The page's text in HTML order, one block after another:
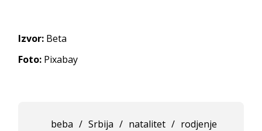
Izvor: Beta
Foto: Pixabay
beba / Srbija / natalitet / rodjenje